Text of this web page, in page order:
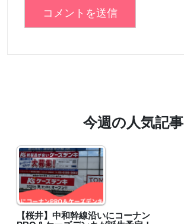
今週の人気記事
【桜井】中和幹線沿いにコーナン